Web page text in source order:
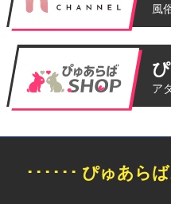
風
ア
･･････ ぴゅあら